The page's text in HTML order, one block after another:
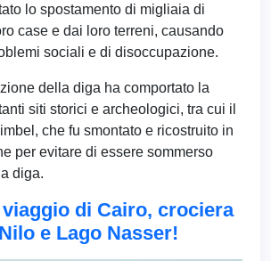
lo spostamento di migliaia di
case e dai loro terreni, causando
sociali e di disoccupazione.
della diga ha comportato la
siti storici e archeologici, tra cui il
che fu smontato e ricostruito in
per evitare di essere sommerso
diga.
di Cairo, crociera
e Lago Nasser!